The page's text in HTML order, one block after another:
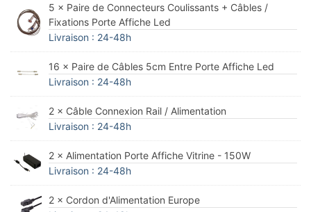
5 × Paire de Connecteurs Coulissants + Câbles /
Fixations Porte Affiche Led
Livraison : 24-48h
16 × Paire de Câbles 5cm Entre Porte Affiche Led
Livraison : 24-48h
2 × Câble Connexion Rail / Alimentation
Livraison : 24-48h
2 × Alimentation Porte Affiche Vitrine - 150W
Livraison : 24-48h
2 × Cordon d'Alimentation Europe